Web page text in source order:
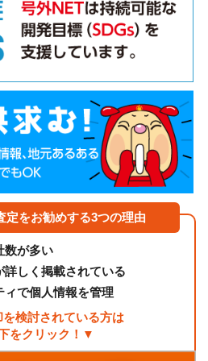
定をお勧めする3つの理由
数が多い
しく掲載されている
ィで個人情報を管理
検討されている方は
をクリック！▼